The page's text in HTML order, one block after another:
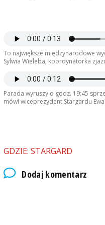
To największe międzynarodowe
Sylwia Wieleba, koordynatorka
Parada wyruszy o godz. 19:45
mówi wiceprezydent Stargardu Ewa
GDZIE: STARGARD
Dodaj komentarz